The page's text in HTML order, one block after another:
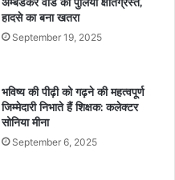
हादसे का बना खतरा
September 19, 2025
भविष्य की पीढ़ी को गढ़ने की महत्वपूर्ण
जिम्मेदारी निभाते हैं शिक्षक: कलेक्टर
सोनिया मीना
September 6, 2025